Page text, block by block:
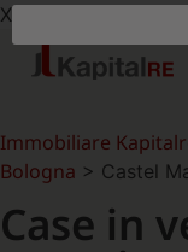
X
Immobiliare
Bologna > Castel
Case in